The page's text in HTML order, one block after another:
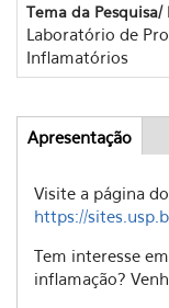
Tema da Pesquisa/
Laboratório de
Inflamatórios
Abas
Apresentação
tab)
Visite a página
https://
Tem interesse
inflamação?